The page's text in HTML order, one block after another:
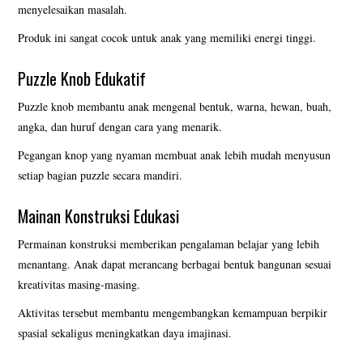
menyelesaikan masalah.
Produk ini sangat cocok untuk anak yang memiliki energi tinggi.
Puzzle Knob Edukatif
Puzzle knob membantu anak mengenal bentuk, warna, hewan, buah,
angka, dan huruf dengan cara yang menarik.
Pegangan knop yang nyaman membuat anak lebih mudah menyusun
setiap bagian puzzle secara mandiri.
Mainan Konstruksi Edukasi
Permainan konstruksi memberikan pengalaman belajar yang lebih
menantang. Anak dapat merancang berbagai bentuk bangunan sesuai
kreativitas masing-masing.
Aktivitas tersebut membantu mengembangkan kemampuan berpikir
spasial sekaligus meningkatkan daya imajinasi.